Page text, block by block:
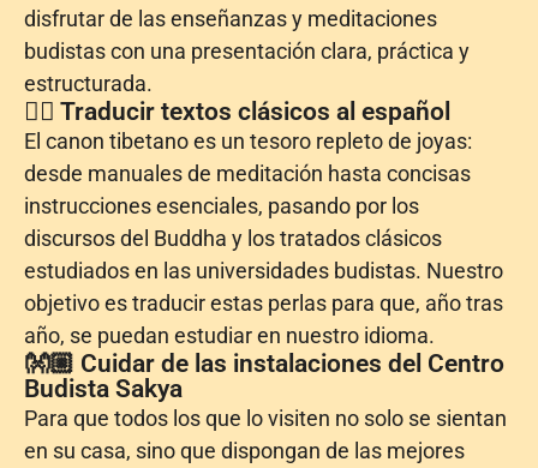
disfrutar de las enseñanzas y meditaciones
budistas con una presentación clara, práctica y
estructurada.
✍🏼 Traducir textos clásicos al español
El canon tibetano es un tesoro repleto de joyas:
desde manuales de meditación hasta concisas
instrucciones esenciales, pasando por los
discursos del Buddha y los tratados clásicos
estudiados en las universidades budistas. Nuestro
objetivo es traducir estas perlas para que, año tras
año, se puedan estudiar en nuestro idioma.
👐🏼 Cuidar de las instalaciones del Centro
Budista Sakya
Para que todos los que lo visiten no solo se sientan
en su casa, sino que dispongan de las mejores